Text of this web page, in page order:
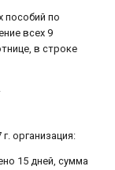
пособий по
всех 9
в строке
организация:
15 дней, сумма